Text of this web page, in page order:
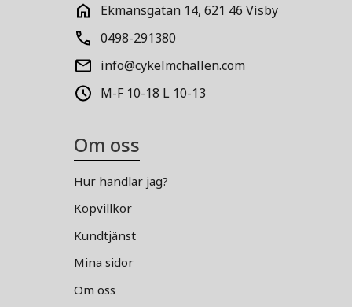
Ekmansgatan 14, 621 46 Visby
0498-291380
info@cykelmchallen.com
M-F 10-18 L 10-13
Om oss
Hur handlar jag?
Köpvillkor
Kundtjänst
Mina sidor
Om oss